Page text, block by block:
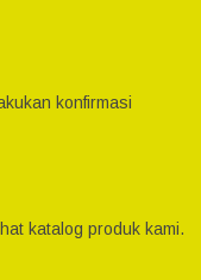
konfirmasi
katalog produk kami.